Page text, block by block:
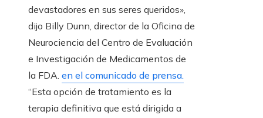
devastadores en sus seres queridos»,
dijo Billy Dunn, director de la Oficina de
Neurociencia del Centro de Evaluación
e Investigación de Medicamentos de
la FDA. en el comunicado de prensa.
“Esta opción de tratamiento es la
terapia definitiva que está dirigida a